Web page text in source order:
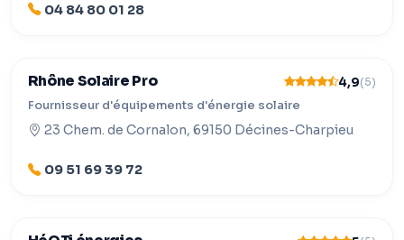
04 84 80 01 28
Rhône Solaire Pro 4,9(5)
Fournisseur d'équipements d'énergie solaire
23 Chem. de Cornalon, 69150 Décines-Charpieu
09 51 69 39 72